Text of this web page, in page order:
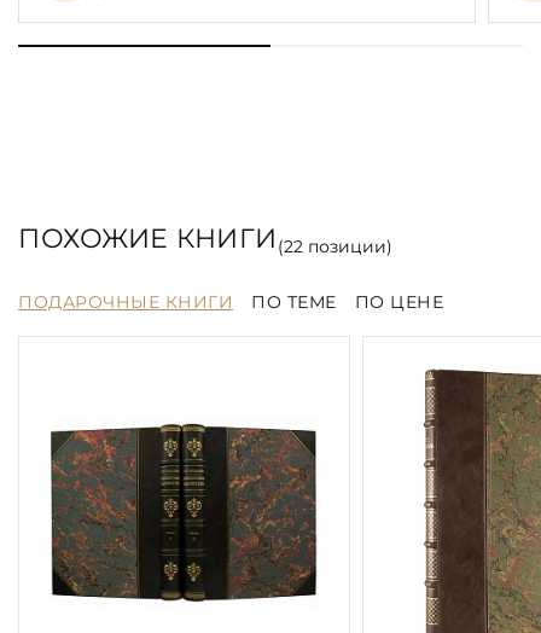
ПОХОЖИЕ КНИГИ (22позиции)
ПОДАРОЧНЫЕ КНИГИ ПО ТЕМЕ ПО ЦЕНЕ